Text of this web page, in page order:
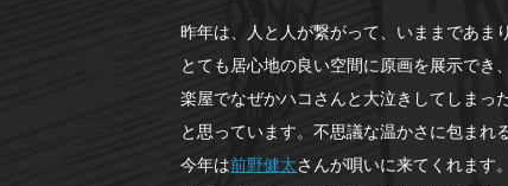
昨年は、人と人が繋がって、いままであま
とても居心地の良い空間に原画を展示でき
楽屋でなぜかハコさんと大泣きしてしまっ
と思っています。不思議な温かさに包まれ
今年は前野健太さんが唄いに来てくれます。